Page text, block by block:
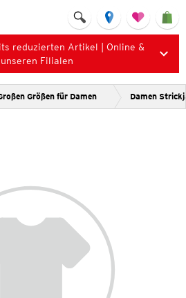
reduzierten Artikel | Online &
Filialen
Größen für Damen Damen